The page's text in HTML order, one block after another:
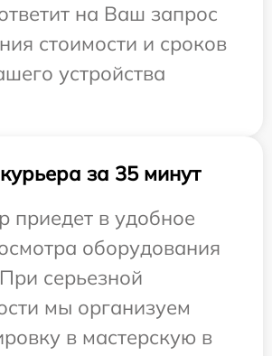
на Ваш запрос
стоимости и сроков
устройства
за 35 минут
приедет в удобное
оборудования
серьезной
мы организуем
в мастерскую в